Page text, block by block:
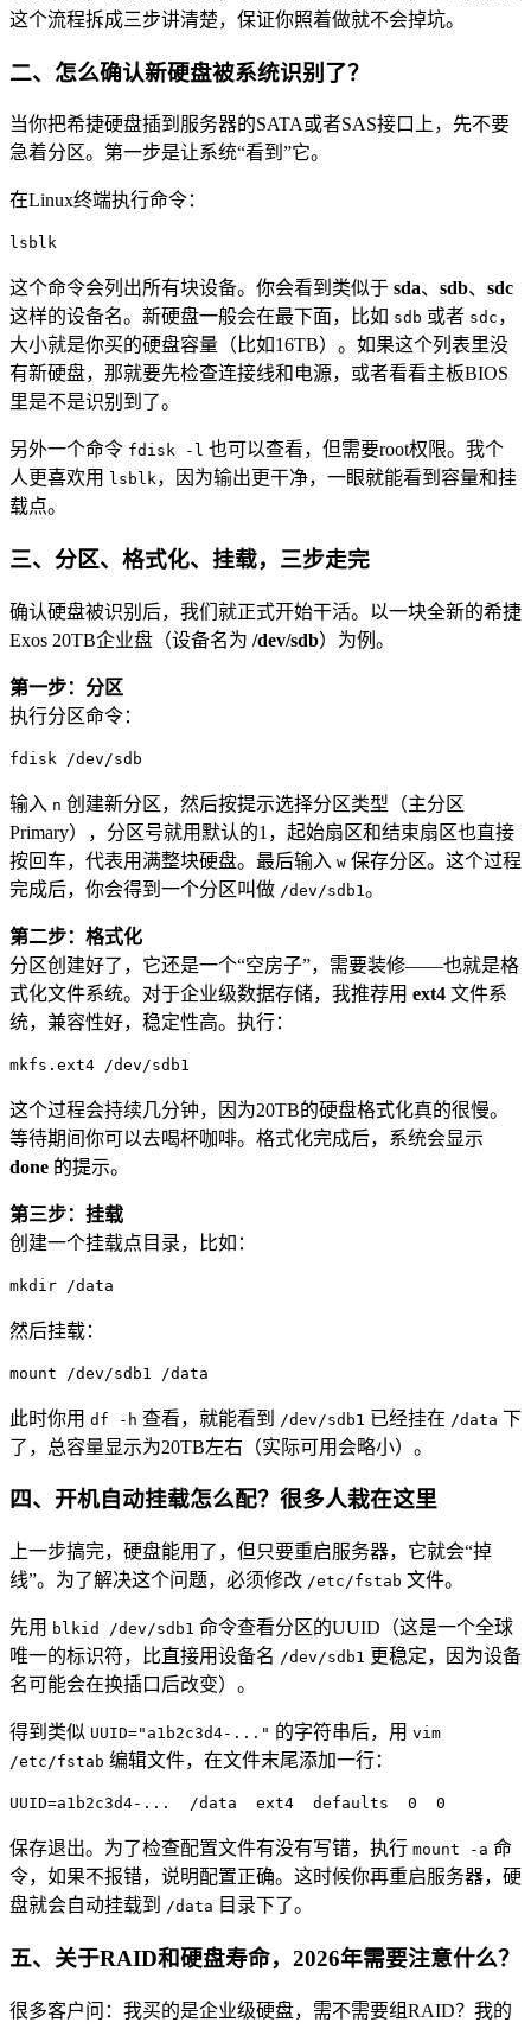
这个流程拆成三步讲清楚，保证你照着做就不会掉坑。
二、怎么确认新硬盘被系统识别了？
当你把希捷硬盘插到服务器的SATA或者SAS接口上，先不要
急着分区。第一步是让系统“看到”它。
在Linux终端执行命令：
lsblk
这个命令会列出所有块设备。你会看到类似于 sda、 sdb、 sdc
这样的设备名。新硬盘一般会在最下面，比如 sdb 或者 sdc ，
大小就是你买的硬盘容量（比如16TB）。如果这个列表里没
有新硬盘，那就要先检查连接线和电源，或者看看主板BIOS
里是不是识别到了。
另外一个命令 fdisk -l 也可以查看，但需要root权限。我个
人更喜欢用 lsblk，因为输出更干净，一眼就能看到容量和挂
载点。
三、分区、格式化、挂载，三步走完
确认硬盘被识别后，我们就正式开始干活。以一块全新的希捷
Exos 20TB企业盘（设备名为 /dev/sdb）为例。
第一步：分区
执行分区命令：
fdisk /dev/sdb
输入 n 创建新分区，然后按提示选择分区类型（主分区
Primary），分区号就用默认的1，起始扇区和结束扇区也直接
按回车，代表用满整块硬盘。最后输入 w 保存分区。这个过程
完成后，你会得到一个分区叫做 /dev/sdb1 。
第二步：格式化
分区创建好了，它还是一个“空房子”，需要装修——也就是格
式化文件系统。对于企业级数据存储，我推荐用 ext4 文件系
统，兼容性好，稳定性高。执行：
mkfs.ext4 /dev/sdb1
这个过程会持续几分钟，因为20TB的硬盘格式化真的很慢。
等待期间你可以去喝杯咖啡。格式化完成后，系统会显示
done 的提示。
第三步：挂载
创建一个挂载点目录，比如：
mkdir /data
然后挂载：
mount /dev/sdb1 /data
此时你用 df -h 查看，就能看到 /dev/sdb1 已经挂在 /data 下
了，总容量显示为20TB左右（实际可用会略小）。
四、开机自动挂载怎么配？很多人栽在这里
上一步搞完，硬盘能用了，但只要重启服务器，它就会“掉
线”。为了解决这个问题，必须修改 /etc/fstab 文件。
先用 blkid /dev/sdb1 命令查看分区的UUID（这是一个全球
唯一的标识符，比直接用设备名 /dev/sdb1 更稳定，因为设备
名可能会在换插口后改变）。
得到类似 UUID="a1b2c3d4-..." 的字符串后，用 vim
/etc/fstab 编辑文件，在文件末尾添加一行：
UUID=a1b2c3d4-... /data ext4 defaults 0 0
保存退出。为了检查配置文件有没有写错，执行 mount -a 命
令，如果不报错，说明配置正确。这时候你再重启服务器，硬
盘就会自动挂载到 /data 目录下了。
五、关于RAID和硬盘寿命，2026年需要注意什么？
很多客户问：我买的是企业级硬盘，需不需要组RAID？我的